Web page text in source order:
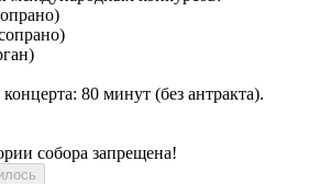
80 минут (без антракта).
собора запрещена!